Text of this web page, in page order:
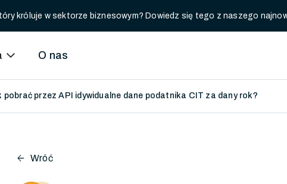
króluje w sektorze biznesowym? Dowiedz się tego z naszego
expand_more O nas
pobrać przez API idywidualne dane podatnika CIT za dany rok?
arrow_back Wróć